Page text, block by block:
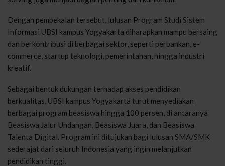
Dengan pembekalan tersebut, lulusan Program Studi Sistem
Informasi UBSI kampus Yogyakarta diharapkan mampu bersaing
dan berkontribusi di berbagai sektor, seperti perbankan, e-
commerce, startup teknologi, pemerintahan, hingga industri
kreatif.
Sebagai bentuk dukungan terhadap akses pendidikan
berkualitas, UBSI kampus Yogyakarta turut menyediakan
berbagai program beasiswa hingga 100 persen, di antaranya
Beasiswa Jalur Undangan, Beasiswa Juara, dan Beasiswa
Talenta Digital. Program ini ditujukan bagi lulusan SMA/SMK
sederajat dari seluruh Indonesia yang ingin melanjutkan
pendidikan tinggi.